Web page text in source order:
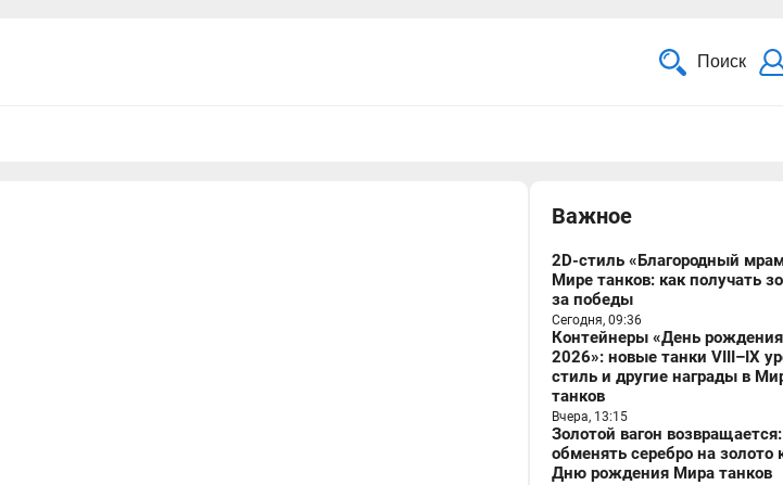
Поиск
Важное
2D-стиль «Благородный
Мире танков: как получать
за победы
Сегодня, 09:36
Контейнеры «День рождения
2026»: новые танки VIII–IX
стиль и другие награды в
танков
Вчера, 13:15
Золотой вагон
обменять серебро на золото
Дню рождения Мира танков